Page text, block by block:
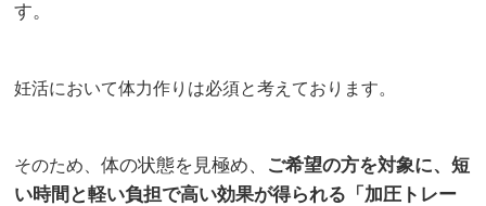
す。
妊活において体力作りは必須と考えております。
そのため、体の状態を見極め、 ご希望の方を対象に、短
い時間と軽い負担で高い効果が得られる「加圧トレー